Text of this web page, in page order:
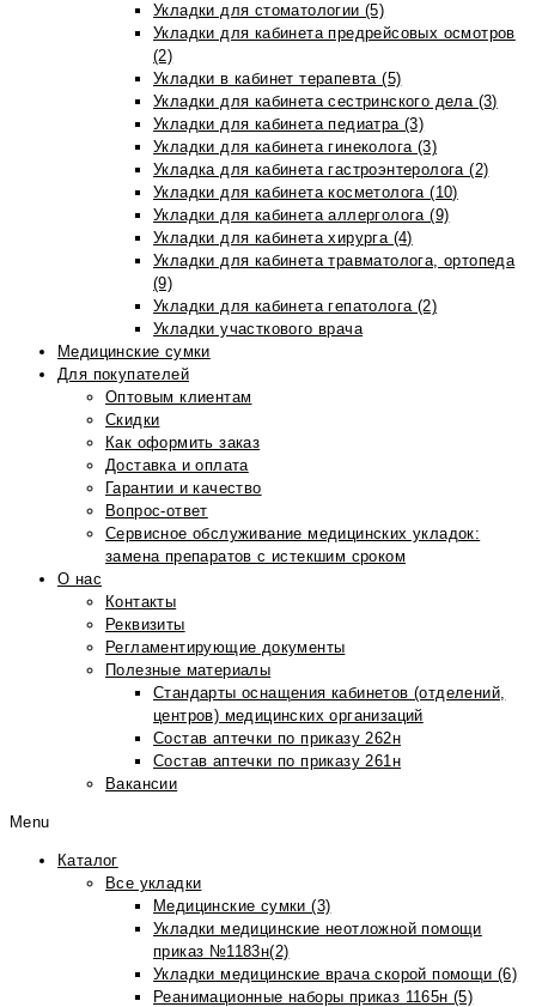
Укладки для стоматологии (5)
Укладки для кабинета предрейсовых осмотров
(2)
Укладки в кабинет терапевта (5)
Укладки для кабинета сестринского дела (3)
Укладки для кабинета педиатра (3)
Укладки для кабинета гинеколога (3)
Укладка для кабинета гастроэнтеролога (2)
Укладки для кабинета косметолога (10)
Укладки для кабинета аллерголога (9)
Укладки для кабинета хирурга (4)
Укладки для кабинета травматолога, ортопеда
(9)
Укладки для кабинета гепатолога (2)
Укладки участкового врача
Медицинские сумки
Для покупателей
Оптовым клиентам
Скидки
Как оформить заказ
Доставка и оплата
Гарантии и качество
Вопрос-ответ
Сервисное обслуживание медицинских укладок:
замена препаратов с истекшим сроком
О нас
Контакты
Реквизиты
Регламентирующие документы
Полезные материалы
Стандарты оснащения кабинетов (отделений,
центров) медицинских организаций
Состав аптечки по приказу 262н
Состав аптечки по приказу 261н
Вакансии
Menu
Каталог
Все укладки
Медицинские сумки (3)
Укладки медицинские неотложной помощи
приказ №1183н(2)
Укладки медицинские врача скорой помощи (6)
Реанимационные наборы приказ 1165н (5)